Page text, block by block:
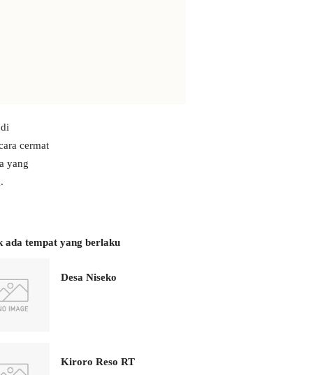
cermat
yang
ada tempat yang berlaku
Desa Niseko
Kiroro Reso RT